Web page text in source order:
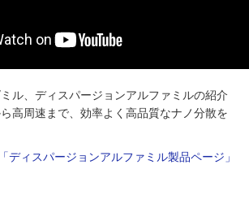
ル、ディスパージョンアルファミルの紹介
高周速まで、効率よく高品質なナノ分散を
ディスパージョンアルファミル製品ページ」